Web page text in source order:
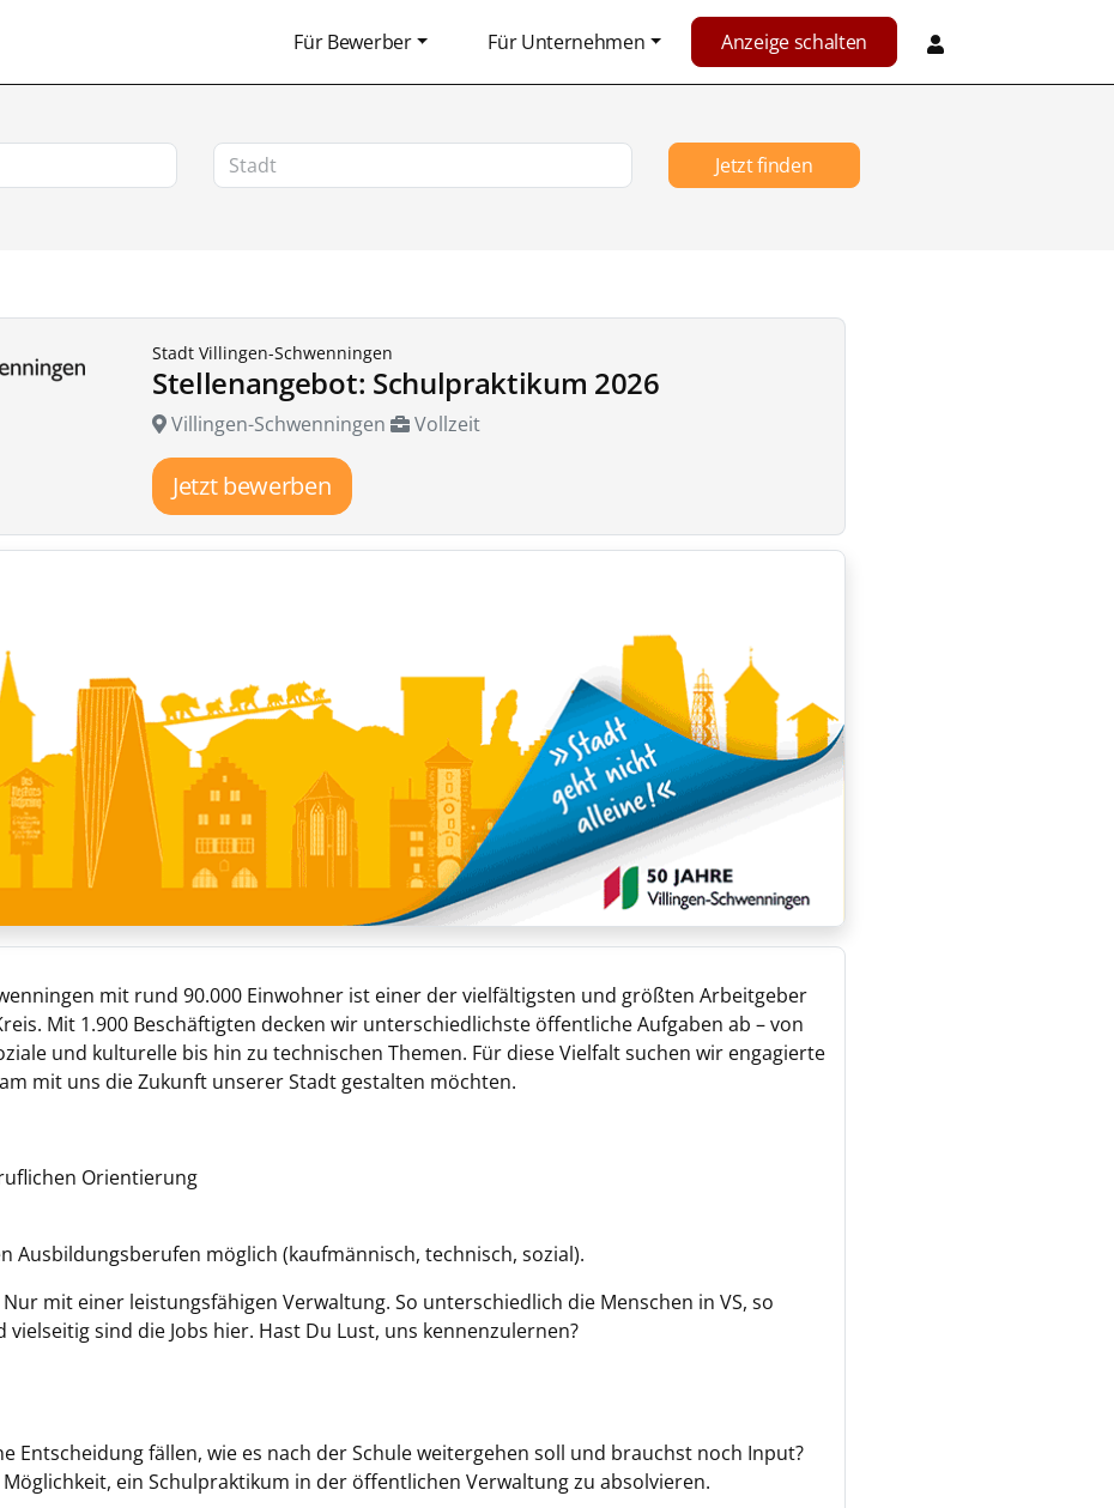
Für Bewerber Für Unternehmen Anzeige schalten
Jetzt finden
Stadt Villingen-Schwenningen
Stellenangebot: Schulpraktikum 2026
Villingen-Schwenningen Vollzeit
Jetzt bewerben
mit rund 90.000 Einwohner ist einer der vielfältigsten und größten Arbeitgeber
Mit 1.900 Beschäftigten decken wir unterschiedlichste öffentliche Aufgaben ab – von
und kulturelle bis hin zu technischen Themen. Für diese Vielfalt suchen wir engagierte
mit uns die Zukunft unserer Stadt gestalten möchten.
Orientierung
Ausbildungsberufen möglich (kaufmännisch, technisch, sozial).
mit einer leistungsfähigen Verwaltung. So unterschiedlich die Menschen in VS, so
sind die Jobs hier. Hast Du Lust, uns kennenzulernen?
Entscheidung fällen, wie es nach der Schule weitergehen soll und brauchst noch Input?
ein Schulpraktikum in der öffentlichen Verwaltung zu absolvieren.